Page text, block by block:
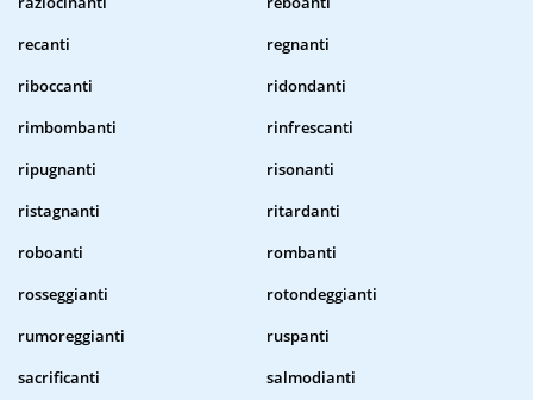
recanti
regnanti
riboccanti
ridondanti
rimbombanti
rinfrescanti
ripugnanti
risonanti
ristagnanti
ritardanti
roboanti
rombanti
rosseggianti
rotondeggianti
rumoreggianti
ruspanti
sacrificanti
salmodianti